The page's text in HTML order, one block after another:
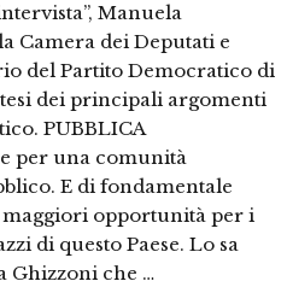
Manuela
Camera dei Deputati e
del Partito Democratico di
dei principali argomenti
PUBBLICA
per una comunità
E di fondamentale
opportunità per i
di questo Paese. Lo sa
Ghizzoni che …